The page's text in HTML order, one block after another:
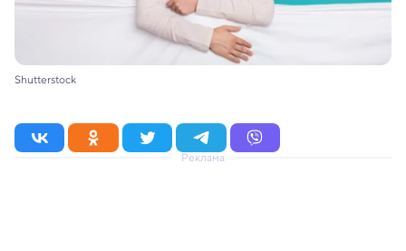
Shutterstock
Реклама